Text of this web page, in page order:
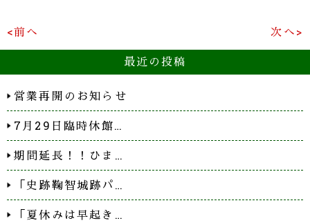
<前へ 次へ>
最近の投稿
営業再開のお知らせ
7月29日臨時休館…
期間延長！！ひま…
「史跡鞠智城跡パ…
「夏休みは早起き…